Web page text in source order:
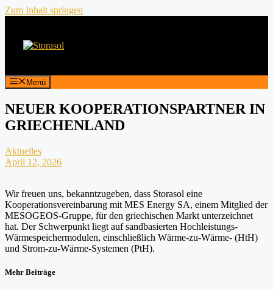
Zum Inhalt springen
Menü
NEUER KOOPERATIONSPARTNER IN
GRIECHENLAND
Aktuelles
April 12, 2026
Wir freuen uns, bekanntzugeben, dass Storasol eine
Kooperationsvereinbarung mit MES Energy SA, einem Mitglied der
MESOGEOS-Gruppe, für den griechischen Markt unterzeichnet
hat. Der Schwerpunkt liegt auf sandbasierten Hochleistungs-
Wärmespeichermodulen, einschließlich Wärme-zu-Wärme- (HtH)
und Strom-zu-Wärme-Systemen (PtH).
Mehr Beiträge